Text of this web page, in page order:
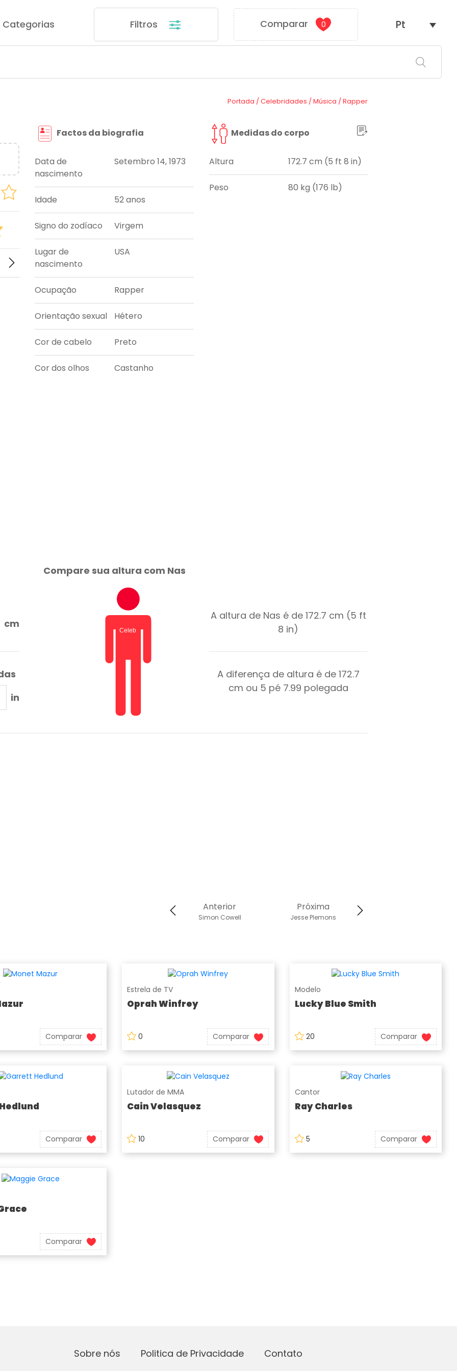
Categorias Filtros Comparar 0 Pt
Portada /Celebridades /Música /Rapper
Factos da biografia
Data de
nascimento
Setembro 14, 1973
Idade 52 anos
Signo do zodíaco Virgem
Lugar de
nascimento
USA
Ocupação Rapper
Orientação sexual Hétero
Cor de cabelo Preto
Cor dos olhos Castanho
Medidas do corpo
Altura 172.7 cm (5 ft 8 in)
Peso 80 kg (176 lb)
Compare sua altura com Nas
cm
in
A altura de Nas é de 172.7 cm (5 ft
8 in)
A diferença de altura é de 172.7
cm ou 5 pé 7.99 polegada
Próxima
Jesse Plemons
Anterior
Simon Cowell
Comparar
Estrela de TV
Oprah Winfrey
0 Comparar
Modelo
Lucky Blue Smith
20 Comparar
Comparar
Lutador de MMA
Cain Velasquez
10 Comparar
Cantor
Ray Charles
5 Comparar
Comparar
Sobre nós Politica de Privacidade Contato